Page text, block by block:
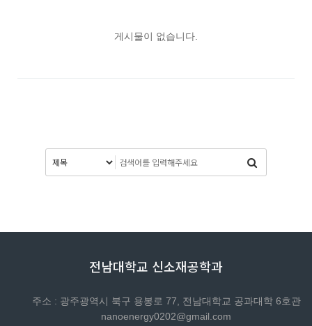
게시물이 없습니다.
전남대학교 신소재공학과
주소 : 광주광역시 북구 용봉로 77, 전남대학교 공과대학 6호관
nanoenergy0202@gmail.com